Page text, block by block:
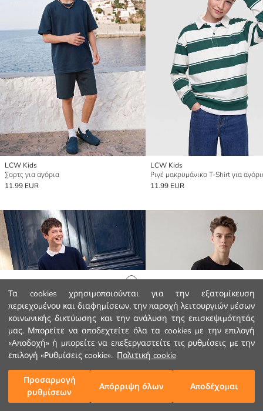
Τα cookies χρησιμοποιούνται για την εξατομίκευση
περιεχομένου και διαφημίσεων, την παροχή λειτουργιών μέσων
κοινωνικής δικτύωσης και την ανάλυση της επισκεψιμότητάς
μας. Μπορείτε να αποδεχτείτε όλα τα cookies με την επιλογή
«Αποδοχή» ή μπορείτε να επεξεργαστείτε τις ρυθμίσεις με την
επιλογή «Ρυθμίσεις cookie». Πολιτική cookie
Προσαρμογή
ρυθμίσεων
Απόρριψη όλων Αποδέχομαι
Αρχική Σελίδα
Κατηγορίες
Το Καλάθι μου
LCW Kids
Σορτς για αγόρια
11.99 EUR
LCW Kids
Ριγέ μακρυμάνικο T-Shirt για
11.99 EUR
1 /